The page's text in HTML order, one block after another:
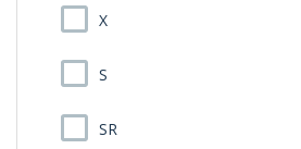
X
S
SR